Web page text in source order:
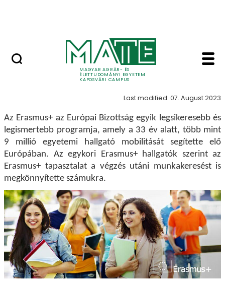
MAGYAR AGRÁR- ÉS
ÉLETTUDOMÁNYI EGYETEM
KAPOSVÁRI CAMPUS
ERASMUS+ -
ERASMUS+
Last modified: 07. August 2023
Az Erasmus+ az Európai Bizottság egyik legsikeresebb és
legismertebb programja, amely a 33 év alatt, több mint
9 millió egyetemi hallgató mobilitását segítette elő
Európában. Az egykori Erasmus+ hallgatók szerint az
Erasmus+ tapasztalat a végzés utáni munkakeresést is
megkönnyítette számukra.